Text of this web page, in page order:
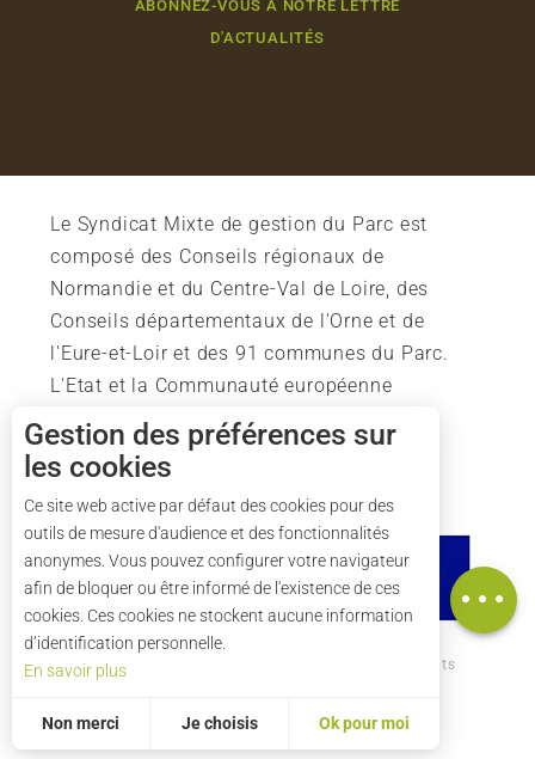
Tarifs
Carte
ABONNEZ-VOUS À NOTRE LETTRE
D'ACTUALITÉS
Le Syndicat Mixte de gestion du Parc est
composé des Conseils régionaux de
Normandie et du Centre-Val de Loire, des
Conseils départementaux de l'Orne et de
l'Eure-et-Loir et des 91 communes du Parc.
L'Etat et la Communauté européenne
soutiennent également l'action du Parc.
Comment venir ? Crédits
Plan du site
Gestion des préférences sur
les cookies
Ce site web active par défaut des cookies pour des
outils de mesure d'audience et des fonctionnalités
anonymes. Vous pouvez configurer votre navigateur
afin de bloquer ou être informé de l'existence de ces
cookies. Ces cookies ne stockent aucune information
d’identification personnelle.
En savoir plus
Non merci Je choisis Ok pour moi